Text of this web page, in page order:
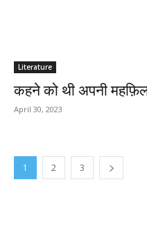
Literature
कहने को थी अपनी
April 30, 2023
1 2 3